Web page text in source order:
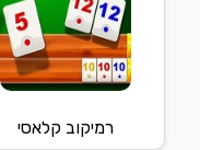
רמיקוב קלאסי